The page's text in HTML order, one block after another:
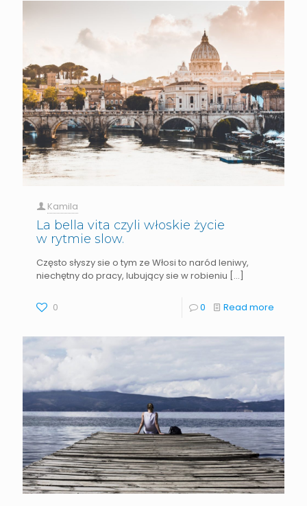
Kamila
La bella vita czyli włoskie życie
w rytmie slow.
Często słyszy sie o tym ze Włosi to naród leniwy,
niechętny do pracy, lubujący sie w robieniu […]
0 0 Read more